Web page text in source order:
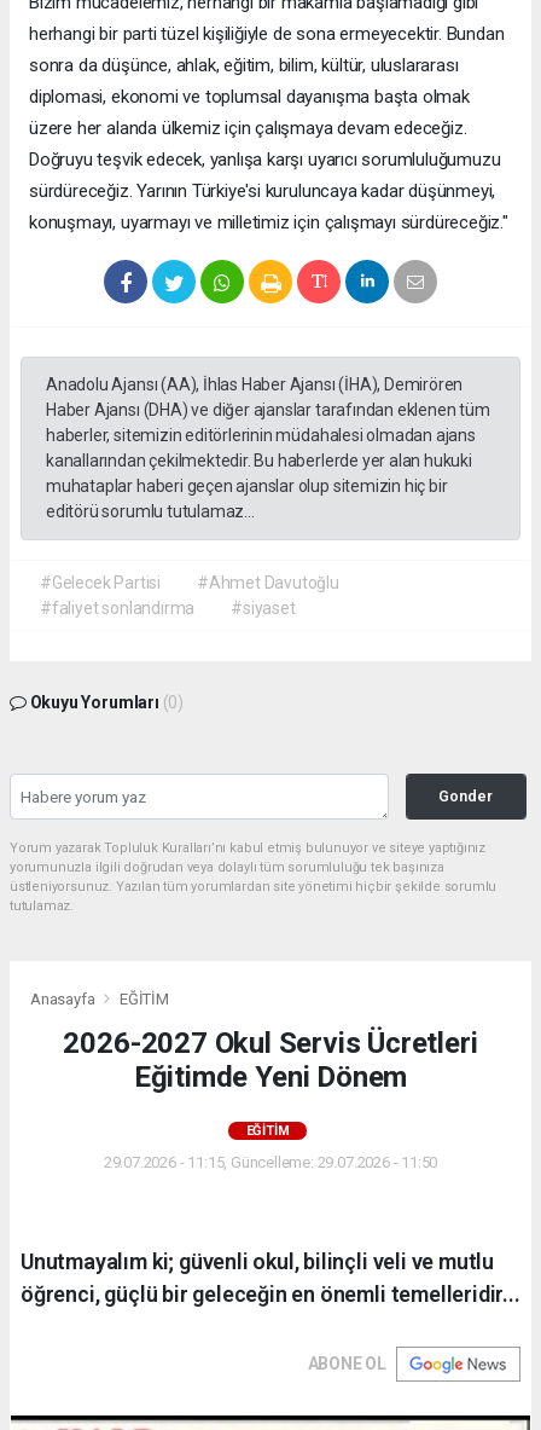
herhangi bir parti tüzel kişiliğiyle de sona ermeyecektir. Bundan
sonra da düşünce, ahlak, eğitim, bilim, kültür, uluslararası
diplomasi, ekonomi ve toplumsal dayanışma başta olmak
üzere her alanda ülkemiz için çalışmaya devam edeceğiz.
Doğruyu teşvik edecek, yanlışa karşı uyarıcı sorumluluğumuzu
sürdüreceğiz. Yarının Türkiye'si kuruluncaya kadar düşünmeyi,
konuşmayı, uyarmayı ve milletimiz için çalışmayı sürdüreceğiz."
Anadolu Ajansı (AA), İhlas Haber Ajansı (İHA), Demirören
Haber Ajansı (DHA) ve diğer ajanslar tarafından eklenen tüm
haberler, sitemizin editörlerinin müdahalesi olmadan ajans
kanallarından çekilmektedir. Bu haberlerde yer alan hukuki
muhataplar haberi geçen ajanslar olup sitemizin hiç bir
editörü sorumlu tutulamaz...
#Gelecek Partisi
#Ahmet Davutoğlu
#faliyet sonlandırma
#siyaset
Okuyu Yorumları (0)
Gonder
Yorum yazarak Topluluk Kuralları’nı kabul etmiş bulunuyor ve siteye yaptığınız
yorumunuzla ilgili doğrudan veya dolaylı tüm sorumluluğu tek başınıza
üstleniyorsunuz. Yazılan tüm yorumlardan site yönetimi hiçbir şekilde sorumlu
tutulamaz.
Anasayfa EĞİTİM
2026-2027 Okul Servis Ücretleri
Eğitimde Yeni Dönem
EĞİTİM
29.07.2026 - 11:15, Güncelleme: 29.07.2026 - 11:50
Unutmayalım ki; güvenli okul, bilinçli veli ve mutlu
öğrenci, güçlü bir geleceğin en önemli temelleridir...
ABONE OL